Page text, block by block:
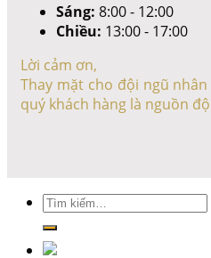
Sáng: 8:00 - 12:00
Chiều: 13:00 - 17:00
Lời cảm ơn,
Thay mặt cho đội ngũ
quý khách hàng là nguồn
Tìm
kiếm: